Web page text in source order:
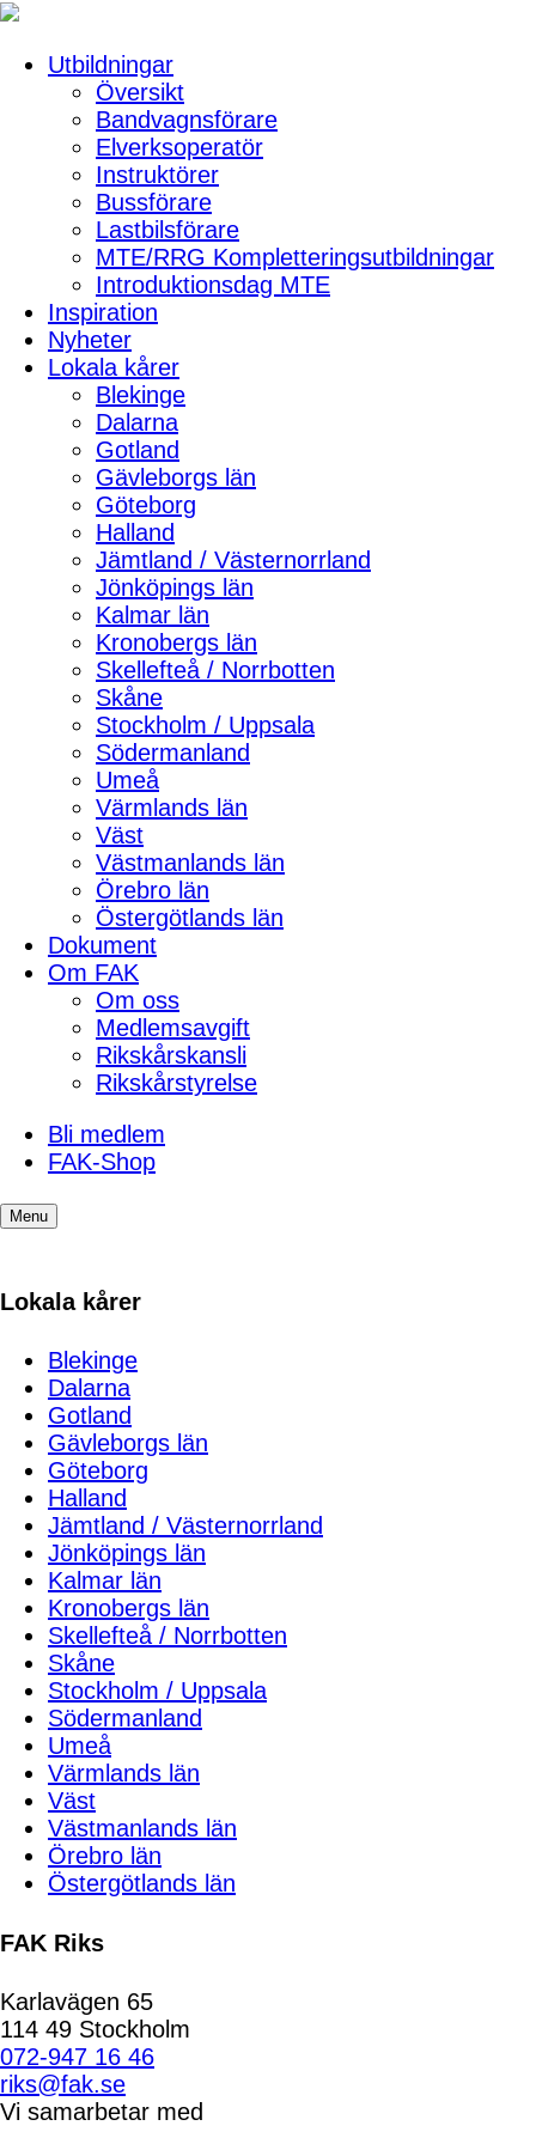
Utbildningar
Översikt
Bandvagnsförare
Elverksoperatör
Instruktörer
Bussförare
Lastbilsförare
MTE/RRG Kompletteringsutbildningar
Introduktionsdag MTE
Inspiration
Nyheter
Lokala kårer
Blekinge
Dalarna
Gotland
Gävleborgs län
Göteborg
Halland
Jämtland / Västernorrland
Jönköpings län
Kalmar län
Kronobergs län
Skellefteå / Norrbotten
Skåne
Stockholm / Uppsala
Södermanland
Umeå
Värmlands län
Väst
Västmanlands län
Örebro län
Östergötlands län
Dokument
Om FAK
Om oss
Medlemsavgift
Rikskårskansli
Rikskårstyrelse
Bli medlem
FAK-Shop
Menu
Lokala kårer
Blekinge
Dalarna
Gotland
Gävleborgs län
Göteborg
Halland
Jämtland / Västernorrland
Jönköpings län
Kalmar län
Kronobergs län
Skellefteå / Norrbotten
Skåne
Stockholm / Uppsala
Södermanland
Umeå
Värmlands län
Väst
Västmanlands län
Örebro län
Östergötlands län
FAK Riks
Karlavägen 65
114 49 Stockholm
072-947 16 46
riks@fak.se
Vi samarbetar med